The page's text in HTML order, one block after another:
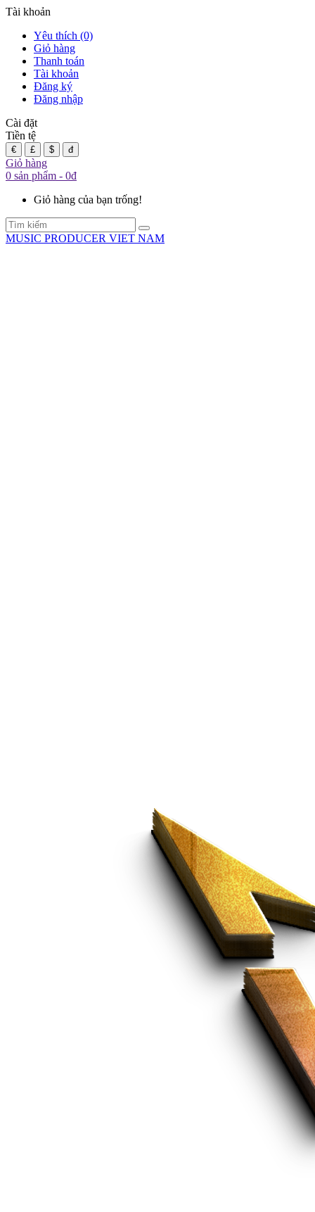
Tài khoản
Yêu thích (0)
Giỏ hàng
Thanh toán
Tài khoản
Đăng ký
Đăng nhập
Cài đặt
Tiền tệ
€ £ $ đ
Giỏ hàng
0 sản phẩm - 0đ
Giỏ hàng của bạn trống!
MUSIC PRODUCER VIET NAM